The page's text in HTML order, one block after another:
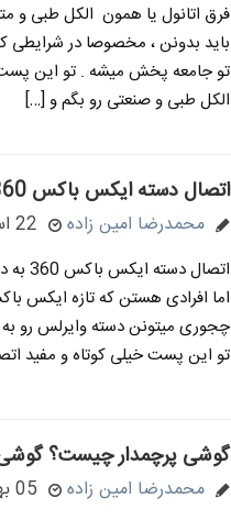
فرق اتانول یا همون الکل طبی و
باید بدونن ، مخصوصا در شرایطی
تو جامعه پخش میشه . تو این
الکل طبی و صنعتی رو بگم و […]
اتصال دسته ایکس باکس 360 به کنسول بازی
محمدرضا امین زاده 22 اسفند 1398
تو این پست خیلی کوتاه و مفید
گوشی پرچمدار چیست؟
محمدرضا امین زاده 05 بهمن 1398